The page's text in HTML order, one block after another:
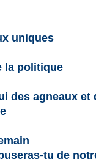
uniques
la politique
des agneaux et
tu de